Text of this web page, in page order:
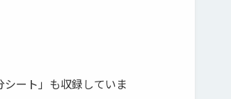
ート」も収録していま